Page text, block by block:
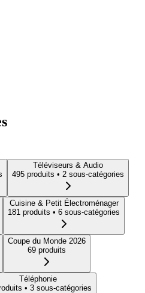
Téléviseurs & Audio
495 produits • 2 sous-catégories
Cuisine & Petit Électroménager
181 produits • 6 sous-catégories
Coupe du Monde 2026
69 produits
Téléphonie
s • 3 sous-catégories